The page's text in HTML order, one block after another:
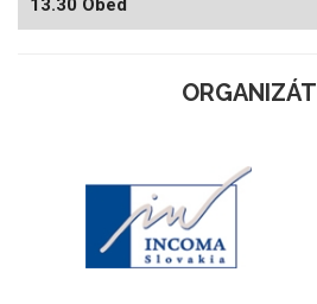
13.30 Obed